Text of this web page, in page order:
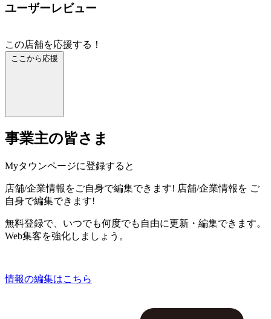
ユーザーレビュー
この店舗を応援する！
ここから応援
事業主の皆さま
Myタウンページに登録すると
店舗/企業情報をご自身で編集できます! 店舗/企業情報を ご
自身で編集できます!
無料登録で、いつでも何度でも自由に更新・編集できます。
Web集客を強化しましょう。
情報の編集はこちら